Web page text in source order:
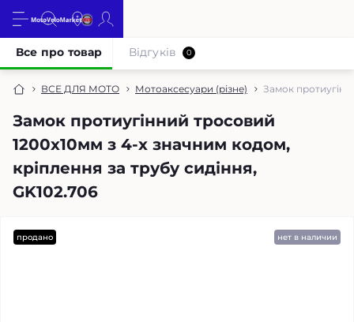
ВСЕ ДЛЯ МОТО Мотоаксесуари (різне) Замок
Замок протиугінний тросовий
1200х10мм з 4-х значним кодом,
кріплення за трубу сидіння,
GK102.706
Все про товар Відгуків 0
продано нет в наличии